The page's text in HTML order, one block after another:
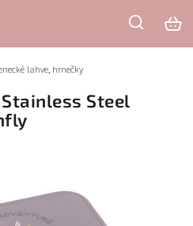
lahve, hrnečky
Stainless Steel